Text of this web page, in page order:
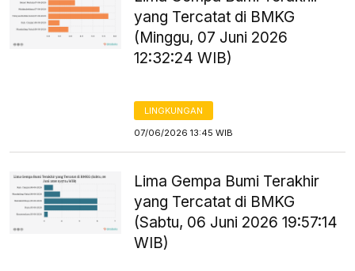
yang Tercatat di BMKG
(Minggu, 07 Juni 2026
12:32:24 WIB)
LINGKUNGAN
07/06/2026 13:45 WIB
Lima Gempa Bumi Terakhir
yang Tercatat di BMKG
(Sabtu, 06 Juni 2026 19:57:14
WIB)